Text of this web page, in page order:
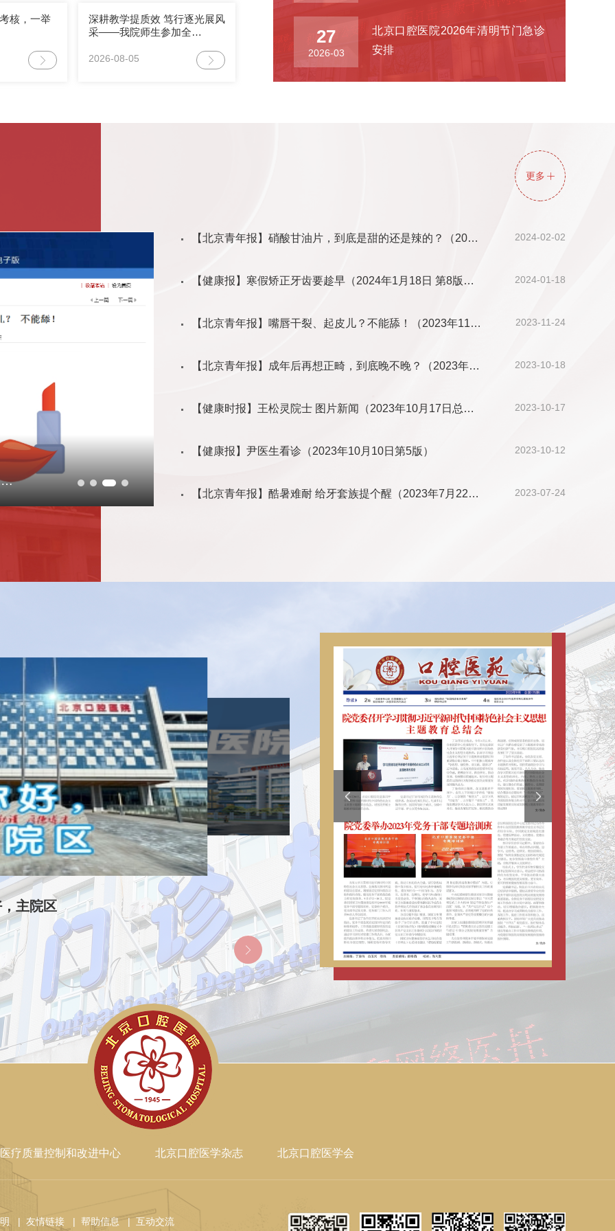
核，一举
2026-08-05
深耕教学提质效 笃行逐光展风
采——我院师生参加全…
27
2026-03
北京口腔医院2026年清明节门急诊
安排
更多
…
2024-02-02
【北京青年报】硝酸甘油片，到底是甜的还是辣的？（20…
2024-01-18
【健康报】寒假矫正牙齿要趁早（2024年1月18日 第8版…
2023-11-24
【北京青年报】嘴唇干裂、起皮儿？不能舔！（2023年11…
2023-10-18
【北京青年报】成年后再想正畸，到底晚不晚？（2023年…
2023-10-17
【健康时报】王松灵院士 图片新闻（2023年10月17日总…
2023-10-12
【健康报】尹医生看诊（2023年10月10日第5版）
2023-07-24
【北京青年报】酷暑难耐 给牙套族提个醒（2023年7月22…
主院区 人文医院建设
人文医院建设
疗质量控制和改进中心 北京口腔医学杂志 北京口腔医学会
| 友情链接 | 帮助信息 | 互动交流